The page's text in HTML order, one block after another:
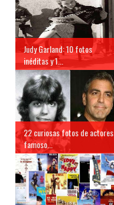
Judy Garland: 10 fotos
inéditas y 1...
22 curiosas fotos de actores
famoso...